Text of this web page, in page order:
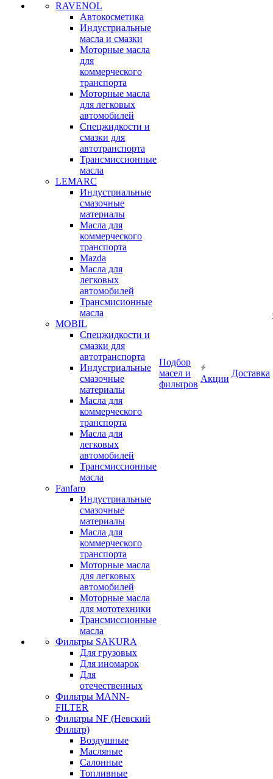
RAVENOL
Автокосметика
Индустриальные
масла и смазки
Моторные масла
для
коммерческого
транспорта
Моторные масла
для легковых
автомобилей
Спецжидкости и
смазки для
автотранспорта
Трансмиссионные
масла
LEMARC
Индустриальные
смазочные
материалы
Масла для
коммерческого
транспорта
Mazda
Масла для
легковых
автомобилей
Трансмисионные
масла
MOBIL
Cпецжидкости и
смазки для
автотранспорта
Индустриальные
смазочные
материалы
Масла для
коммерческого
транспорта
Масла для
легковых
автомобилей
Трансмиссионные
масла
Fanfaro
Индустриальные
смазочные
материалы
Масла для
коммерческого
транспорта
Моторные масла
для легковых
автомобилей
Моторные масла
для мототехники
Трансмиссионные
масла
Фильтры SAKURA
Для грузовых
Для иномарок
Для
отечественных
Фильтры MANN-
FILTER
Фильтры NF (Невский
Фильтр)
Воздушные
Масляные
Салонные
Топливные
Подбор
масел и
фильтров
Акции
Доставка